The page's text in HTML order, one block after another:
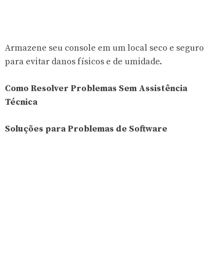
Armazene seu console em um local seco e seguro
para evitar danos físicos e de umidade.
Como Resolver Problemas Sem Assistência
Técnica
Soluções para Problemas de Software